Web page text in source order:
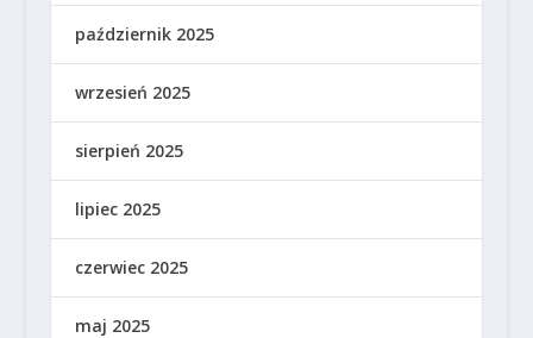
październik 2025
wrzesień 2025
sierpień 2025
lipiec 2025
czerwiec 2025
maj 2025